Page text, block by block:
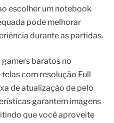
escolher um notebook
pode melhorar
durante as partidas.
baratos no
com resolução Full
de atualização de pelo
garantem imagens
que você aproveite